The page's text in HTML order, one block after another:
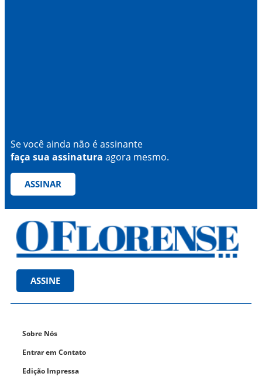
Se você ainda não é assinante
faça sua assinatura agora mesmo.
ASSINAR
ASSINE
Sobre Nós
Entrar em Contato
Edição Impressa